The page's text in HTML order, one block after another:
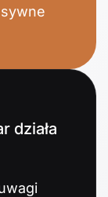
działa